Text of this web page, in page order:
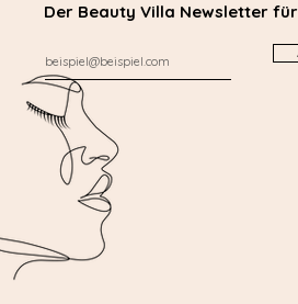
Der Beauty Villa Newsletter